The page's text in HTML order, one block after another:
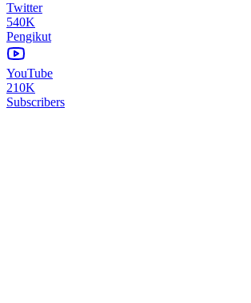
Twitter
540K
Pengikut
YouTube
210K
Subscribers